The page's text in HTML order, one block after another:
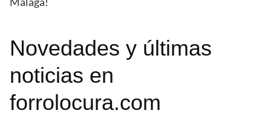
Novedades y últimas
noticias en
forrolocura.com